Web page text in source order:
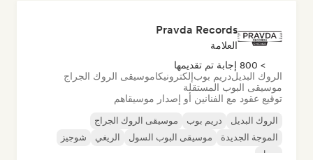
Pravda Records
العلامة
> 800 إجابة تم تقديمها
الروك البديلدريم بوبإلكترونيكاموسيقى الروك الجراج
موسيقى البوب المستقلة
توقيع عقود مع الفنانين أو إصدار موسيقاهم
الروك البديل دريم بوب
موسيقى الروك الجراج
الموجة الجديدة
موسيقى البوب السول الريغي
شوجيز
سول